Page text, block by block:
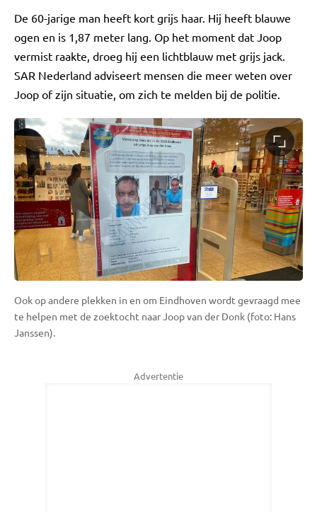
De 60-jarige man heeft kort grijs haar. Hij heeft blauwe
ogen en is 1,87 meter lang. Op het moment dat Joop
vermist raakte, droeg hij een lichtblauw met grijs jack.
SAR Nederland adviseert mensen die meer weten over
Joop of zijn situatie, om zich te melden bij de politie.
Ook op andere plekken in en om Eindhoven wordt gevraagd mee
te helpen met de zoektocht naar Joop van der Donk (foto: Hans
Janssen).
Advertentie